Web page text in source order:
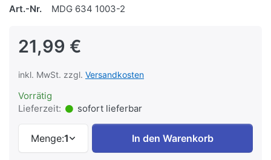
Art.-Nr. MDG 634 1003-2
21,99 €
inkl. MwSt. zzgl. Versandkosten
Vorrätig
Lieferzeit:
sofort lieferbar
Menge:1 In den Warenkorb